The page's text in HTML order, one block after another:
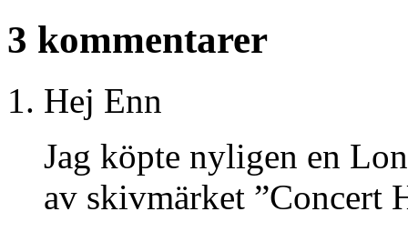
3 kommentarer
Hej Enn
Jag köpte nyligen en
av skivmärket ”Concert